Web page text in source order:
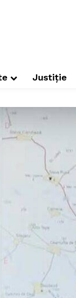
Justiție